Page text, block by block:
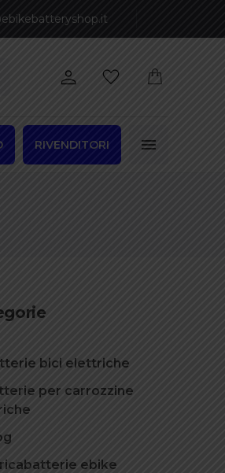
RIVENDITORI
bici elettriche
per carrozzine
ebike